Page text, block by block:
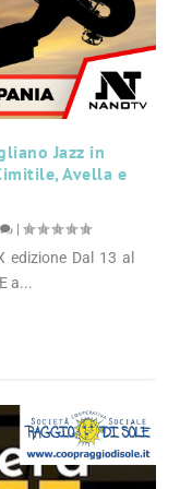
Jazz in
Avella e
|
edizione Dal 13 al
a...